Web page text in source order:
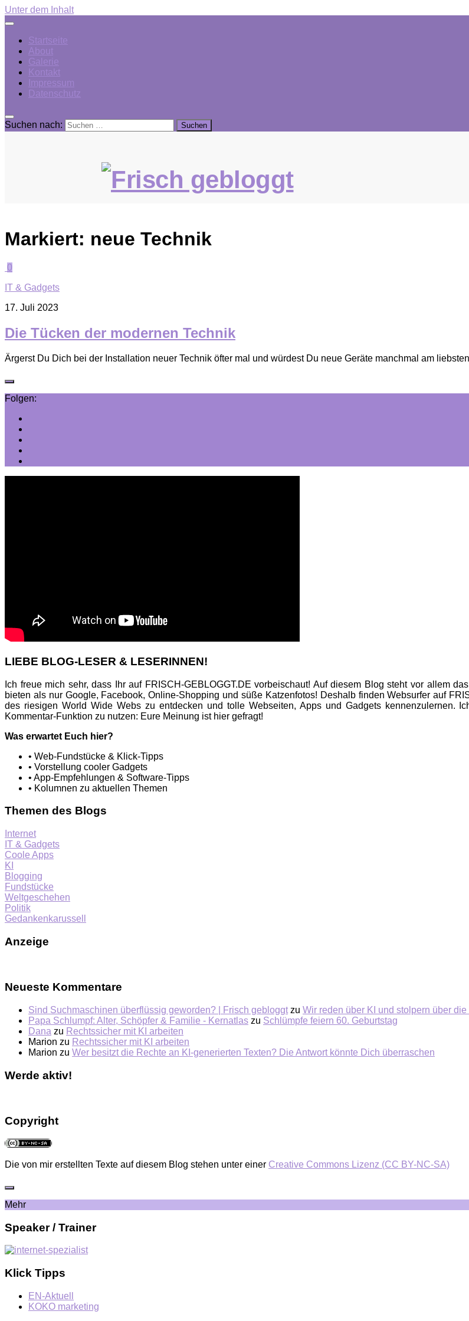
Unter dem Inhalt
Startseite
About
Galerie
Kontakt
Impressum
Datenschutz
Suchen nach:
Markiert: neue Technik
0
IT & Gadgets
17. Juli 2023
Die Tücken der modernen Technik
Ärgerst Du Dich bei der Installation neuer Technik öfter mal und würdest Du neue Geräte manchmal am
Folgen:
LIEBE BLOG-LESER & LESERINNEN!
Ich freue mich sehr, dass Ihr auf FRISCH-GEBLOGGT.DE vorbeischaut! Auf diesem Blog steht vor allem
bieten als nur Google, Facebook, Online-Shopping und süße Katzenfotos! Deshalb finden Websurfer auf
des riesigen World Wide Webs zu entdecken und tolle Webseiten, Apps und Gadgets
Kommentar-Funktion zu nutzen: Eure Meinung ist hier gefragt!
Was erwartet Euch hier?
• Web-Fundstücke & Klick-Tipps
• Vorstellung cooler Gadgets
• App-Empfehlungen & Software-Tipps
• Kolumnen zu aktuellen Themen
Themen des Blogs
Internet
IT & Gadgets
Coole Apps
KI
Blogging
Fundstücke
Weltgeschehen
Politik
Gedankenkarussell
Anzeige
Neueste Kommentare
Sind Suchmaschinen überflüssig geworden? | Frisch gebloggt zu Wir reden über KI und stolpern über
Papa Schlumpf: Alter, Schöpfer & Familie - Kernatlas zu Schlümpfe feiern 60. Geburtstag
Dana zu Rechtssicher mit KI arbeiten
Marion zu Rechtssicher mit KI arbeiten
Marion zu Wer besitzt die Rechte an KI-generierten Texten? Die Antwort könnte Dich überraschen
Werde aktiv!
Copyright
Die von mir erstellten Texte auf diesem Blog stehen unter einer Creative Commons Lizenz (CC BY-NC-SA)
Mehr
Speaker / Trainer
Klick Tipps
EN-Aktuell
KOKO marketing